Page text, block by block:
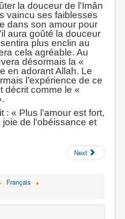
la douceur de l'Imân
vaincu ses faiblesses
dans son amour pour
aura goûté la douceur
plus enclin au
cela agréable. Au
désormais la «
en adorant Allah. Le
l’expérience de ce
décrit comme le «
: « Plus l'amour est fort,
joie de l'obéissance et
Next
Français